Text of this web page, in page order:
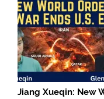
Jiang Xueqin: New